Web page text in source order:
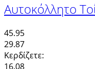
Αυτοκόλλητο
45.95
29.87
Κερδίζετε:
16.08